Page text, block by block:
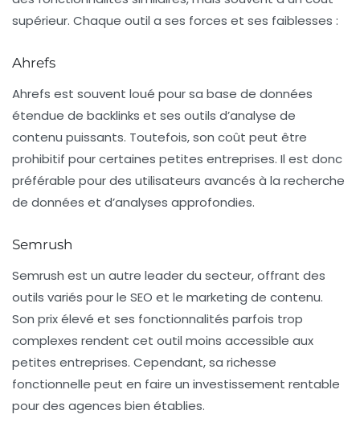
supérieur. Chaque outil a ses forces et ses faiblesses :
Ahrefs
Ahrefs est souvent loué pour sa base de données
étendue de backlinks et ses outils d’analyse de
contenu puissants. Toutefois, son coût peut être
prohibitif pour certaines petites entreprises. Il est donc
préférable pour des utilisateurs avancés à la recherche
de données et d’analyses approfondies.
Semrush
Semrush est un autre leader du secteur, offrant des
outils variés pour le SEO et le marketing de contenu.
Son prix élevé et ses fonctionnalités parfois trop
complexes rendent cet outil moins accessible aux
petites entreprises. Cependant, sa richesse
fonctionnelle peut en faire un investissement rentable
pour des agences bien établies.